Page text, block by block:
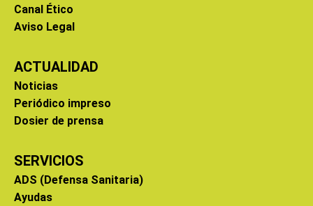
Canal Ético
Aviso Legal
ACTUALIDAD
Noticias
Periódico impreso
Dosier de prensa
SERVICIOS
ADS (Defensa Sanitaria)
Ayudas